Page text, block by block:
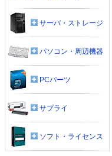
サーバ・ストレージ
パソコン・周辺機器
PCパーツ
サプライ
ソフト・ライセンス